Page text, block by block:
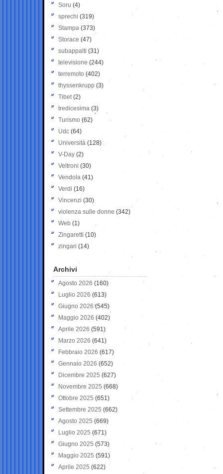
Soru (4)
sprechi (319)
Stampa (373)
Storace (47)
subappalti (31)
televisione(244)
terremoto (402)
thyssenkrupp (3)
Tibet(2)
tredicesima (3)
Turismo (62)
Udc (64)
Università (128)
V-Day (2)
Veltroni (30)
Vendola (41)
Verdi (16)
Vincenzi (30)
violenza sulle donne (342)
Web (1)
Zingaretti (10)
zingari (14)
Archivi
Agosto 2026 (160)
Luglio 2026 (613)
Giugno 2026 (545)
Maggio 2026 (402)
Aprile 2026 (591)
Marzo 2026 (641)
Febbraio 2026 (617)
Gennaio 2026 (652)
Dicembre 2025 (627)
Novembre 2025 (668)
Ottobre 2025 (651)
Settembre 2025 (662)
Agosto 2025 (669)
Luglio 2025 (671)
Giugno 2025 (573)
Maggio 2025 (591)
Aprile 2025 (622)